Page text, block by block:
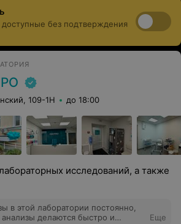
доступные без подтверждения
109-1Н до 18:00
исследований, а также
в этой лаборатории постоянно,
анализы делаются быстро и
Еще